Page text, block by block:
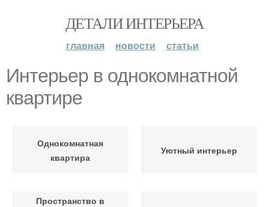
ДЕТАЛИ ИНТЕРЬЕРА
главная новости статьи
Интерьер в однокомнатной
квартире
Однокомнатная
квартира
Уютный интерьер
Пространство в